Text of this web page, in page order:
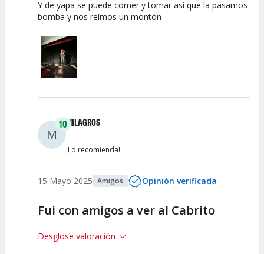
10
Espectáculo
10 10
Y de yapa se puede comer y tomar así que la pasamos
bomba y nos reímos un montón
M
10MILAGROS
¡Lo recomienda!
15 Mayo 2025 Amigos Opinión verificada
Fui con amigos a ver al Cabrito
Desglose valoración